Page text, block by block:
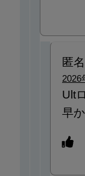
匿名
2026
Ult
早